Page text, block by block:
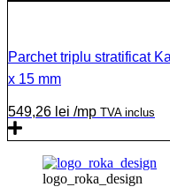
Parchet triplu stratificat
x 15 mm
549,26 lei /mp TVA inclus
logo_roka_design